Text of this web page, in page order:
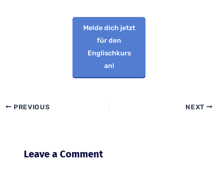
Melde dich jetzt
für den
Englischkurs
an!
PREVIOUS NEXT
Leave a Comment